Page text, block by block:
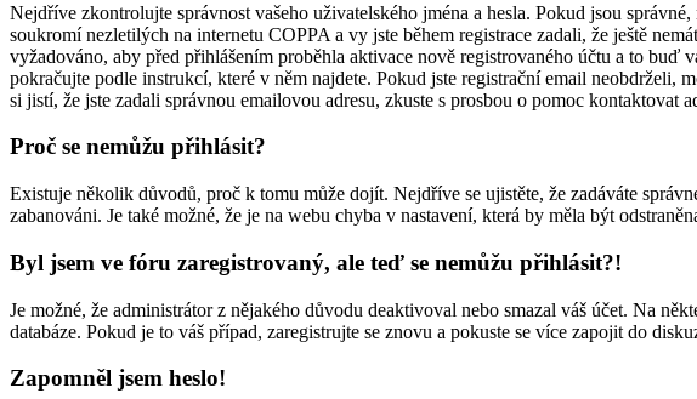
Nejdříve zkontrolujte správnost vašeho uživatelského jména a hesla. Pokud jsou
soukromí nezletilých na internetu COPPA a vy jste během registrace zadali, že ještě
vyžadováno, aby před přihlášením proběhla aktivace nově registrovaného účtu a to buď
pokračujte podle instrukcí, které v něm najdete. Pokud jste registrační email neobdrželi,
si jistí, že jste zadali správnou emailovou adresu, zkuste s prosbou o pomoc kontaktovat
Proč se nemůžu přihlásit?
Existuje několik důvodů, proč k tomu může dojít. Nejdříve se ujistěte, že zadáváte
zabanováni. Je také možné, že je na webu chyba v nastavení, která by měla být
Byl jsem ve fóru zaregistrovaný, ale teď se nemůžu přihlásit?!
Je možné, že administrátor z nějakého důvodu deaktivoval nebo smazal váš účet. Na
databáze. Pokud je to váš případ, zaregistrujte se znovu a pokuste se více zapojit do
Zapomněl jsem heslo!